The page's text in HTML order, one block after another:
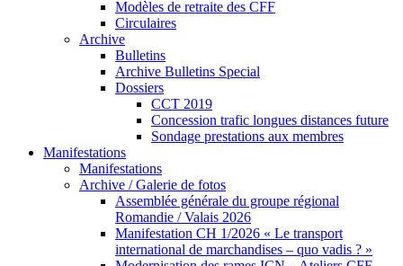
Modèles de retraite des CFF
Circulaires
Archive
Bulletins
Archive Bulletins Special
Dossiers
CCT 2019
Concession trafic longues distances future
Sondage prestations aux membres
Manifestations
Manifestations
Archive / Galerie de fotos
Assemblée générale du groupe régional
Romandie / Valais 2026
Manifestation CH 1/2026 « Le transport
international de marchandises – quo vadis ? »